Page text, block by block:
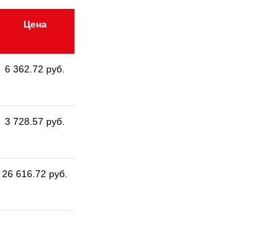
Цена
6 362.72 руб.
3 728.57 руб.
26 616.72 руб.